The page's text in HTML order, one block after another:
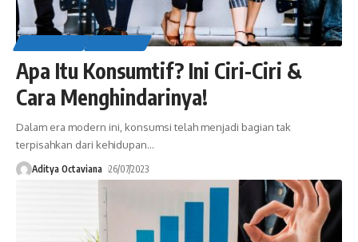
Apa Itu Konsumtif? Ini Ciri-Ciri &
Cara Menghindarinya!
Dalam era modern ini, konsumsi telah menjadi bagian tak
terpisahkan dari kehidupan…
Aditya Octaviana 26/07/2023